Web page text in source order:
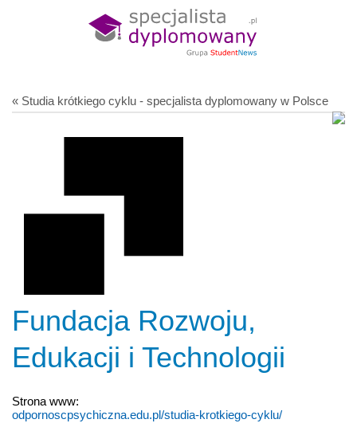
« Studia krótkiego cyklu - specjalista dyplomowany w Polsce
Fundacja Rozwoju,
Edukacji i Technologii
Strona www:
odpornoscpsychiczna.edu.pl/studia-krotkiego-cyklu/